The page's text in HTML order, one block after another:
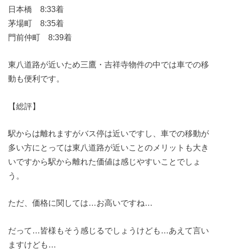
日本橋 8:33着
茅場町 8:35着
門前仲町 8:39着
東八道路が近いため三鷹・吉祥寺物件の中では車での移
動も便利です。
【総評】
駅からは離れますがバス停は近いですし、車での移動が
多い方にとっては東八道路が近いことのメリットも大き
いですから駅から離れた価値は感じやすいことでしょ
う。
ただ、価格に関しては…お高いですね…
だって…皆様もそう感じるでしょうけども…あえて言い
ますけども…